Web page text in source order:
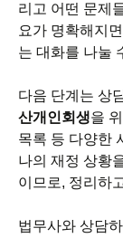
리고 어떤 문제
요가 명확해지
는 대화를 나눌
다음 단계는 상
산개인회생을
목록 등 다양한
나의 재정 상황
이므로, 정리하
법무사와 상담